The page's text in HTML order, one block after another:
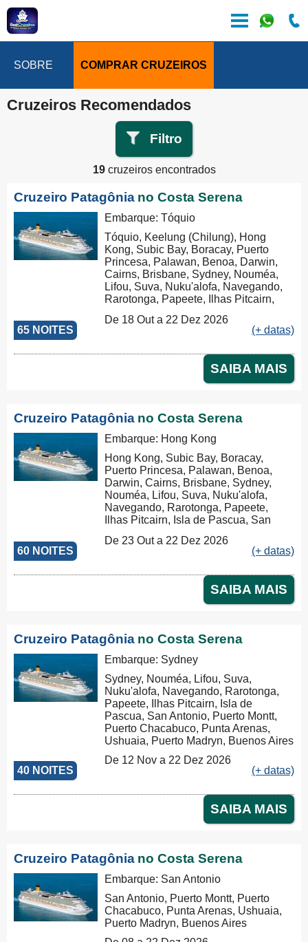
SOBRE COMPRAR CRUZEIROS
Cruzeiros Recomendados
Filtro
19cruzeiros encontrados
Cruzeiro Patagônia no Costa Serena
65 NOITES
Embarque: Tóquio
Tóquio, Keelung (Chilung), Hong
Kong, Subic Bay, Boracay, Puerto
Princesa, Palawan, Benoa, Darwin,
Cairns, Brisbane, Sydney, Nouméa,
Lifou, Suva, Nuku'alofa, Navegando,
Rarotonga, Papeete, Ilhas Pitcairn,
Montt, Puerto Chacabuco, Punta
Arenas, Ushuaia, Puerto Madryn,
De 18 Out a 22 Dez 2026
(+ datas)
SAIBA MAIS
Cruzeiro Patagônia no Costa Serena
60 NOITES
Embarque: Hong Kong
Hong Kong, Subic Bay, Boracay,
Puerto Princesa, Palawan, Benoa,
Darwin, Cairns, Brisbane, Sydney,
Nouméa, Lifou, Suva, Nuku'alofa,
Navegando, Rarotonga, Papeete,
Ilhas Pitcairn, Isla de Pascua, San
Chacabuco, Punta Arenas, Ushuaia,
De 23 Out a 22 Dez 2026
(+ datas)
SAIBA MAIS
Cruzeiro Patagônia no Costa Serena
40 NOITES
Embarque: Sydney
Sydney, Nouméa, Lifou, Suva,
Nuku'alofa, Navegando, Rarotonga,
Papeete, Ilhas Pitcairn, Isla de
Pascua, San Antonio, Puerto Montt,
Puerto Chacabuco, Punta Arenas,
Ushuaia, Puerto Madryn, Buenos Aires
De 12 Nov a 22 Dez 2026
(+ datas)
SAIBA MAIS
Cruzeiro Patagônia no Costa Serena
Embarque: San Antonio
San Antonio, Puerto Montt, Puerto
Chacabuco, Punta Arenas, Ushuaia,
Puerto Madryn, Buenos Aires